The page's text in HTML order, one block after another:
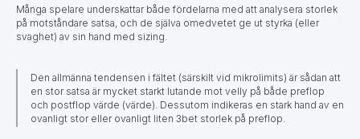
Många spelare underskattar både fördelarna med att analysera storlek
på motståndare satsa, och de själva omedvetet ge ut styrka (eller
svaghet) av sin hand med sizing.
Den allmänna tendensen i fältet (särskilt vid mikrolimits) är sådan att
en stor satsa är mycket starkt lutande mot velly på både preflop
och postflop värde (värde). Dessutom indikeras en stark hand av en
ovanligt stor eller ovanligt liten 3bet storlek på preflop.